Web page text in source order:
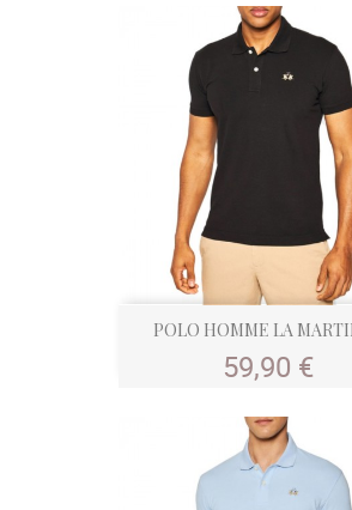
POLO HOMME LA
Prix
59,90 €